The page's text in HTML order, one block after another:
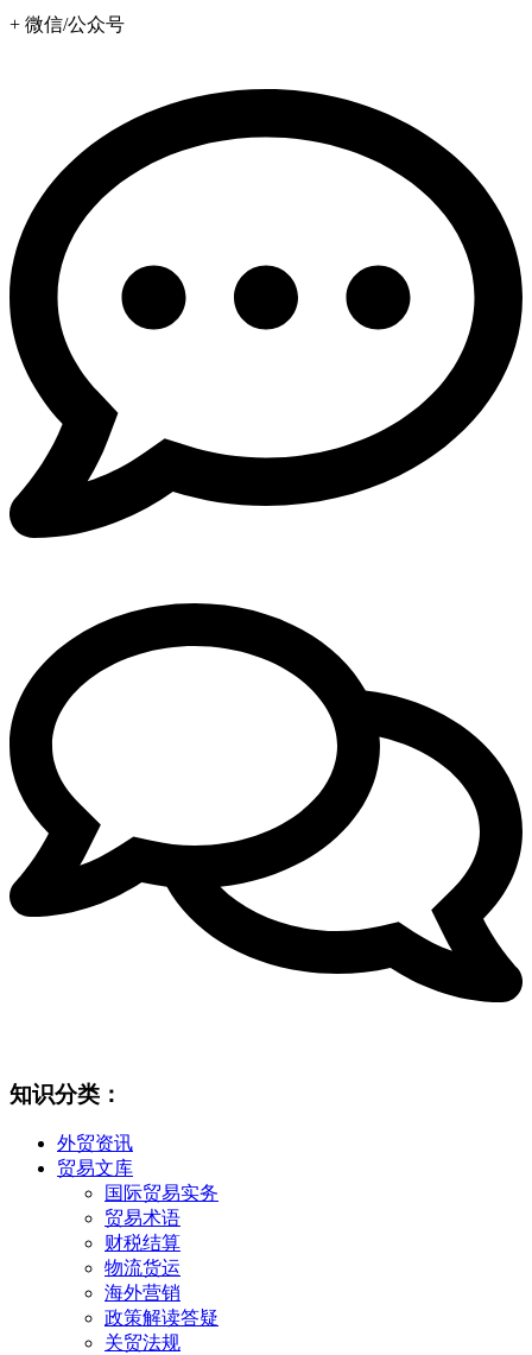
+ 微信/公众号
知识分类：
外贸资讯
贸易文库
国际贸易实务
贸易术语
财税结算
物流货运
海外营销
政策解读答疑
关贸法规